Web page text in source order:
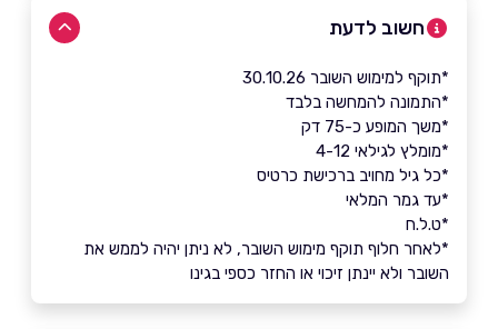
חשוב לדעת
*תוקף למימוש השובר 30.10.26
*התמונה להמחשה בלבד
*משך המופע כ-75 דק
*מומלץ לגילאי 4-12
*כל גיל מחויב ברכישת כרטיס
*עד גמר המלאי
*ט.ל.ח
*לאחר חלוף תוקף מימוש השובר, לא ניתן יהיה לממש את
השובר ולא יינתן זיכוי או החזר כספי בגינו